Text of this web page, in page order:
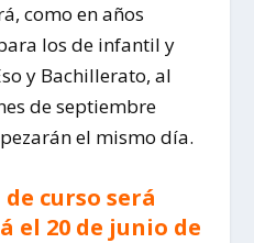
como en años
los de infantil y
y Bachillerato, al
de septiembre
el mismo día.
curso será
el 20 de junio de